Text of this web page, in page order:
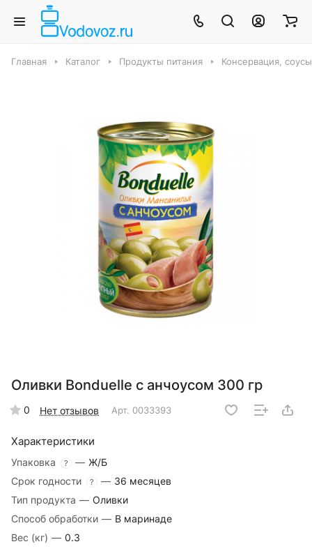
Главная Каталог Продукты питания Консервация,
Оливки Bonduelle с анчоусом 300 гр
0 Нет отзывов Арт. 0033393
Характеристики
Упаковка ? — Ж/Б
Срок годности
? — 36 месяцев
Тип продукта — Оливки
Способ обработки — В маринаде
Вес (кг) — 0.3